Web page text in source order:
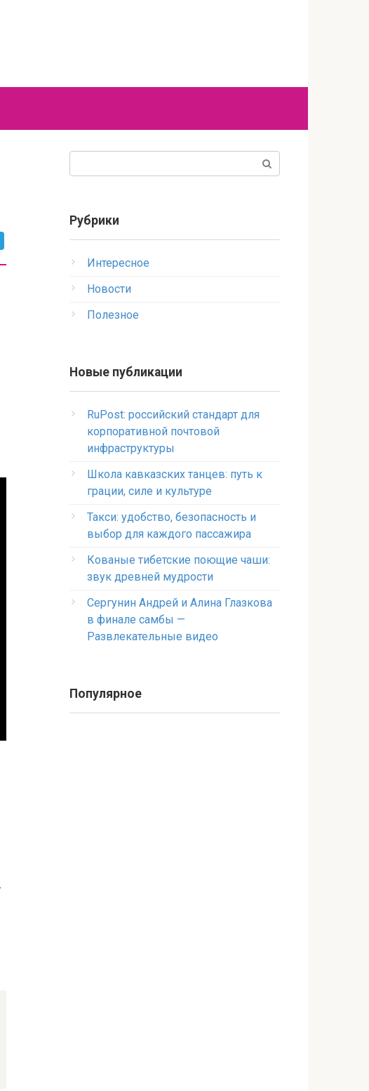
Рубрики
Интересное
Новости
Полезное
Новые публикации
RuPost: российский стандарт для
корпоративной почтовой
инфраструктуры
Школа кавказских танцев: путь к
грации, силе и культуре
Такси: удобство, безопасность и
выбор для каждого пассажира
Кованые тибетские поющие чаши:
звук древней мудрости
Сергунин Андрей и Алина Глазкова
в финале самбы —
Развлекательные видео
Популярное